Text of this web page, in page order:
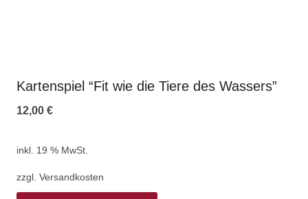
Kartenspiel “Fit wie die Tiere des Wassers”
12,00 €
inkl. 19 % MwSt.
zzgl. Versandkosten